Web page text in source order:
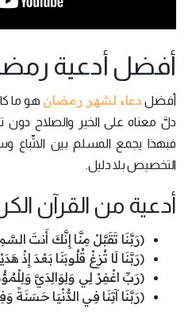
أفضل أدعية
أفضل دعاء لشهر رمضان هو ما
دلَّ معناه على الخير والصلاح
فبهذا يجمع المسلم بين الاتِّباع
التخصيص بلا دليل.
أدعية من القرآن
﴿رَبَّنَا تَقَبَّلْ مِنَّا إِنَّكَ أَنتَ
﴿رَبَّنَا لَا تُزِغْ قُلُوبَنَا بَعْدَ إِذْ
﴿رَبِّ اغْفِرْ لِي وَلِوَالِدَيَّ
﴿رَبَّنَا آتِنَا فِي الدُّنْيَا حَسَنَةً